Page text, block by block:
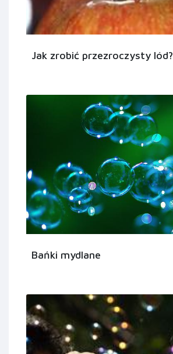
Jak zrobić przezroczysty lód?
Bańki mydlane